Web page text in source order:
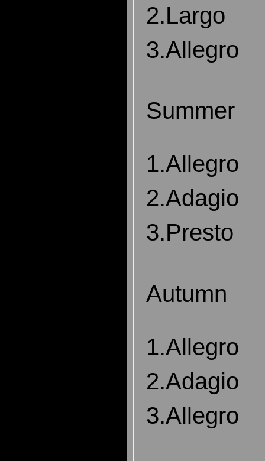
2.Largo
3.Allegro
Summer
1.Allegro
2.Adagio
3.Presto
Autumn
1.Allegro
2.Adagio
3.Allegro